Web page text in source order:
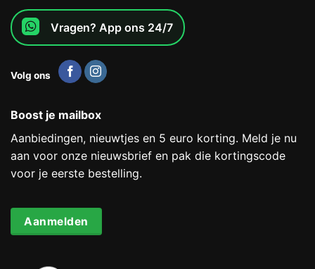
Vragen? App ons 24/7
Volg ons
Boost je mailbox
Aanbiedingen, nieuwtjes en 5 euro korting. Meld je nu
aan voor onze nieuwsbrief en pak die kortingscode
voor je eerste bestelling.
Aanmelden